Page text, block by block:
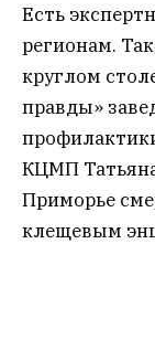
Есть
регионам.
круглом
правды»
КЦМП
Приморье
клещевым